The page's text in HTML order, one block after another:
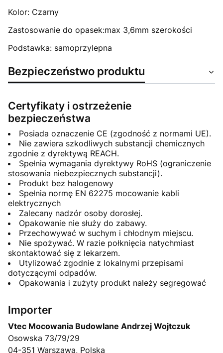
Kolor: Czarny
Zastosowanie do opasek:max 3,6mm szerokości
Podstawka: samoprzylepna
Bezpieczeństwo produktu
Certyfikaty i ostrzeżenie
bezpieczeństwa
Posiada oznaczenie CE (zgodność z normami UE).
Nie zawiera szkodliwych substancji chemicznych
zgodnie z dyrektywą REACH.
Spełnia wymagania dyrektywy RoHS (ograniczenie
stosowania niebezpiecznych substancji).
Produkt bez halogenowy
Spełnia normę EN 62275 mocowanie kabli
elektrycznych
Zalecany nadzór osoby dorosłej.
Opakowanie nie służy do zabawy.
Przechowywać w suchym i chłodnym miejscu.
Nie spożywać. W razie połknięcia natychmiast
skontaktować się z lekarzem.
Utylizować zgodnie z lokalnymi przepisami
dotyczącymi odpadów.
Opakowania i zużyty produkt należy segregować
Importer
Vtec Mocowania Budowlane Andrzej Wojtczuk
Osowska 73/79/29
04-351 Warszawa, Polska